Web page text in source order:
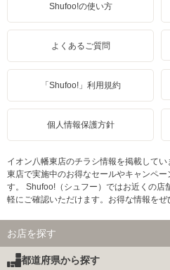
Shufoo!の使い方
よくあるご質問
「Shufoo!」利用規約
個人情報保護方針
イオン八幡東店のチラシ情報を掲載して
東店で実施中のお得なセールやキャンペ
す。 Shufoo!（シュフー）ではお近くの店
軽にご確認いただけます。お得な情報をぜ
お店を探す
都道府県から探す